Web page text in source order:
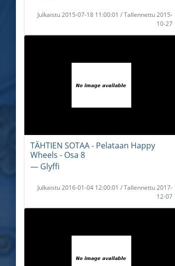
Julkaistu 2015-07-18 11:00:01 / Tallennettu 2015-
10-27
TÄHTIEN SOTAA - Pelataan Happy
Wheels - Osa 8
― Glyffi
Julkaistu 2016-01-04 12:00:01 / Tallennettu 2017-
12-07